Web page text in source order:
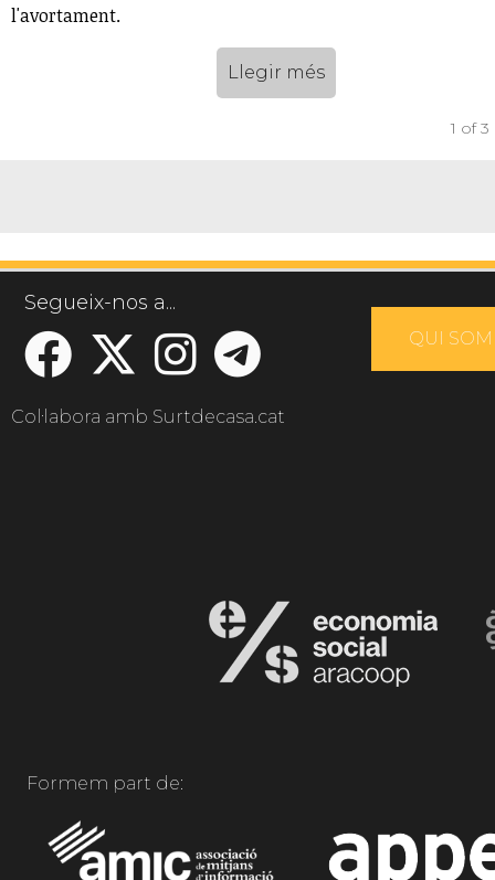
l'avortament.
Llegir més
1 of 3
Segueix-nos a...
QUI SOM
Col·labora amb Surtdecasa.cat
Formem part de: